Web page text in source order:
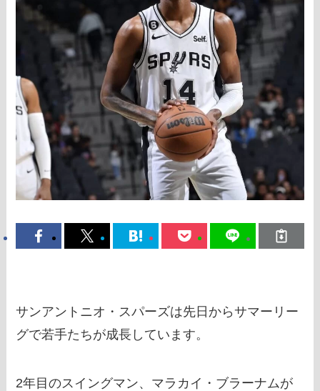
サンアントニオ・スパーズは先日からサマーリー
グで若手たちが成長しています。
2年目のスイングマン、マラカイ・ブラーナムが